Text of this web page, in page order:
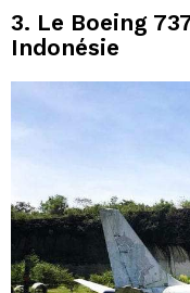
3. Le Boeing
Indonésie